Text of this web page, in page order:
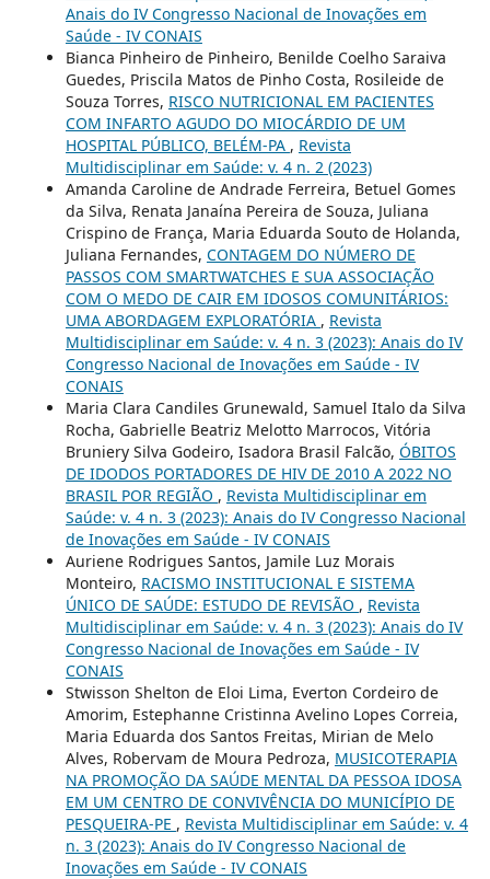
Anais do IV Congresso Nacional de Inovações em
Saúde - IV CONAIS
Bianca Pinheiro de Pinheiro, Benilde Coelho Saraiva
Guedes, Priscila Matos de Pinho Costa, Rosileide de
Souza Torres, RISCO NUTRICIONAL EM PACIENTES
COM INFARTO AGUDO DO MIOCÁRDIO DE UM
HOSPITAL PÚBLICO, BELÉM-PA , Revista
Multidisciplinar em Saúde: v. 4 n. 2 (2023)
Amanda Caroline de Andrade Ferreira, Betuel Gomes
da Silva, Renata Janaína Pereira de Souza, Juliana
Crispino de França, Maria Eduarda Souto de Holanda,
Juliana Fernandes, CONTAGEM DO NÚMERO DE
PASSOS COM SMARTWATCHES E SUA ASSOCIAÇÃO
COM O MEDO DE CAIR EM IDOSOS COMUNITÁRIOS:
UMA ABORDAGEM EXPLORATÓRIA , Revista
Multidisciplinar em Saúde: v. 4 n. 3 (2023): Anais do IV
Congresso Nacional de Inovações em Saúde - IV
CONAIS
Maria Clara Candiles Grunewald, Samuel Italo da Silva
Rocha, Gabrielle Beatriz Melotto Marrocos, Vitória
Bruniery Silva Godeiro, Isadora Brasil Falcão, ÓBITOS
DE IDODOS PORTADORES DE HIV DE 2010 A 2022 NO
BRASIL POR REGIÃO , Revista Multidisciplinar em
Saúde: v. 4 n. 3 (2023): Anais do IV Congresso Nacional
de Inovações em Saúde - IV CONAIS
Auriene Rodrigues Santos, Jamile Luz Morais
Monteiro, RACISMO INSTITUCIONAL E SISTEMA
ÚNICO DE SAÚDE: ESTUDO DE REVISÃO , Revista
Multidisciplinar em Saúde: v. 4 n. 3 (2023): Anais do IV
Congresso Nacional de Inovações em Saúde - IV
CONAIS
Stwisson Shelton de Eloi Lima, Everton Cordeiro de
Amorim, Estephanne Cristinna Avelino Lopes Correia,
Maria Eduarda dos Santos Freitas, Mirian de Melo
Alves, Robervam de Moura Pedroza, MUSICOTERAPIA
NA PROMOÇÃO DA SAÚDE MENTAL DA PESSOA IDOSA
EM UM CENTRO DE CONVIVÊNCIA DO MUNICÍPIO DE
PESQUEIRA-PE , Revista Multidisciplinar em Saúde: v. 4
n. 3 (2023): Anais do IV Congresso Nacional de
Inovações em Saúde - IV CONAIS